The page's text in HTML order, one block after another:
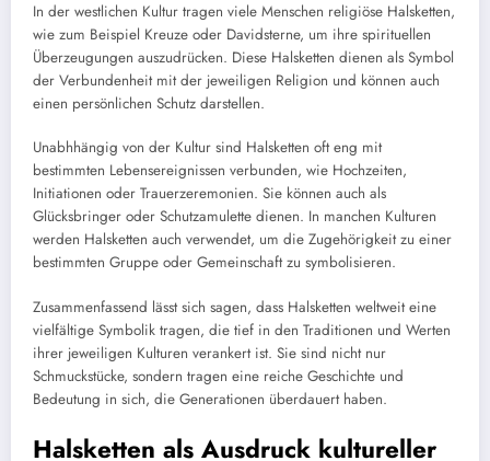
In der westlichen Kultur tragen viele Menschen religiöse Halsketten,
wie zum Beispiel Kreuze oder Davidsterne, um ihre spirituellen
Überzeugungen auszudrücken. Diese Halsketten dienen als Symbol
der Verbundenheit mit der jeweiligen Religion und können auch
einen persönlichen Schutz darstellen.
Unabhhängig von der Kultur sind Halsketten oft eng mit
bestimmten Lebensereignissen verbunden, wie Hochzeiten,
Initiationen oder Trauerzeremonien. Sie können auch als
Glücksbringer oder Schutzamulette dienen. In manchen Kulturen
werden Halsketten auch verwendet, um die Zugehörigkeit zu einer
bestimmten Gruppe oder Gemeinschaft zu symbolisieren.
Zusammenfassend lässt sich sagen, dass Halsketten weltweit eine
vielfältige Symbolik tragen, die tief in den Traditionen und Werten
ihrer jeweiligen Kulturen verankert ist. Sie sind nicht nur
Schmuckstücke, sondern tragen eine reiche Geschichte und
Bedeutung in sich, die Generationen überdauert haben.
Halsketten als Ausdruck kultureller